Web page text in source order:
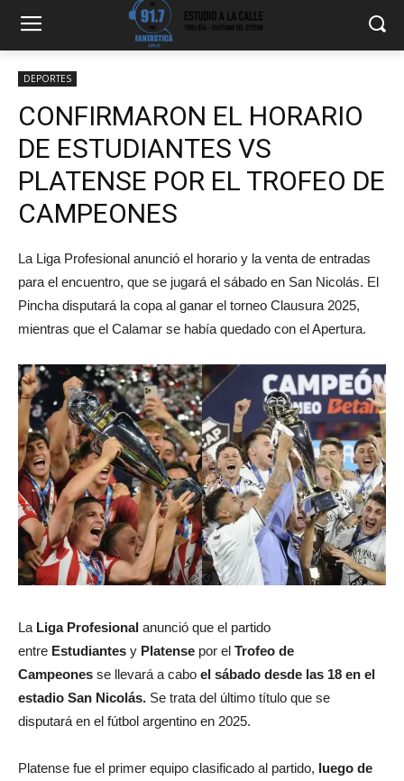
DEPORTES
CONFIRMARON EL HORARIO
DE ESTUDIANTES VS
PLATENSE POR EL TROFEO DE
CAMPEONES
La Liga Profesional anunció el horario y la venta de entradas
para el encuentro, que se jugará el sábado en San Nicolás. El
Pincha disputará la copa al ganar el torneo Clausura 2025,
mientras que el Calamar se había quedado con el Apertura.
La Liga Profesional anunció que el partido
entre Estudiantes y Platense por el Trofeo de
Campeones se llevará a cabo el sábado desde las 18 en el
estadio San Nicolás. Se trata del último título que se
disputará en el fútbol argentino en 2025.
Platense fue el primer equipo clasificado al partido, luego de